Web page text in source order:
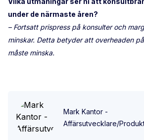
under de närmaste åren?
– Fortsatt prispress på konsulter och
minskar. Detta betyder att overheaden
måste minska.
Mark Kantor -
Affärsutvecklare/